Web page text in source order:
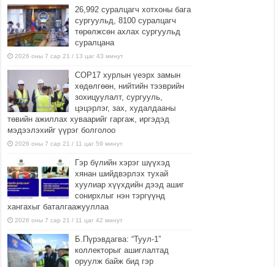
26,992 суралцагч хотхоны бага
сургуульд, 8100 суралцагч
төрөлжсөн ахлах сургуульд
суралцана
2026 оны 7 сар 21 / 13 цаг 43 минут
COP17 хурлын үеэрх замын
хөдөлгөөн, нийтийн тээврийн
зохицуулалт, сургууль,
цэцэрлэг, зах, худалдааны
төвийн ажиллах хуваарийг гаргаж, иргэдэд
мэдээлэхийг үүрэг болголоо
2026 оны 7 сар 21 / 11 цаг 59 минут
Гэр бүлийн хэрэг шүүхэд
хянан шийдвэрлэх тухай
хуулиар хүүхдийн дээд ашиг
сонирхлыг нэн тэргүүнд
хангахыг баталгаажууллаа
2026 оны 7 сар 21 / 11 цаг 42 минут
Б.Пүрэвдагва: “Туул-1”
коллекторыг ашиглалтад
оруулж байж бид гэр